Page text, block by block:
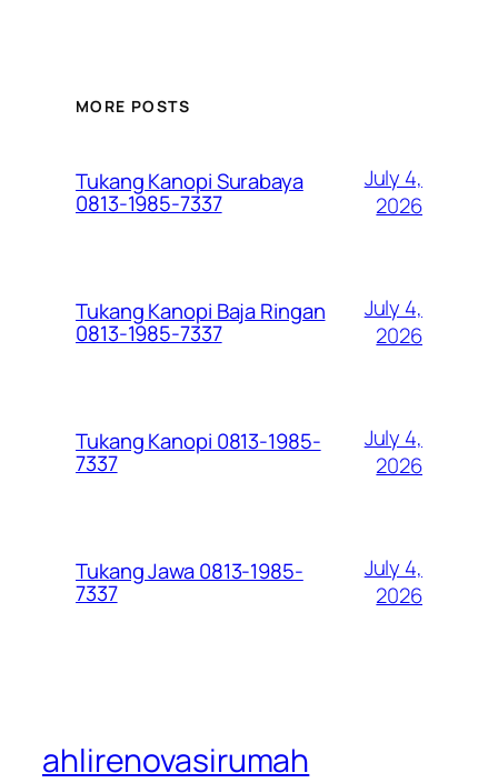
MORE POSTS
Tukang Kanopi Surabaya
0813-1985-7337
July 4,
2026
Tukang Kanopi Baja Ringan
0813-1985-7337
July 4,
2026
Tukang Kanopi 0813-1985-
7337
July 4,
2026
Tukang Jawa 0813-1985-
7337
July 4,
2026
ahlirenovasirumah